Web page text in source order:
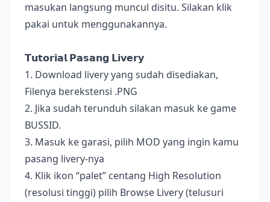
masukan langsung muncul disitu. Silakan klik
pakai untuk menggunakannya.
𝗧𝘂𝘁𝗼𝗿𝗶𝗮𝗹 𝗣𝗮𝘀𝗮𝗻𝗴 𝗟𝗶𝘃𝗲𝗿𝘆
1. Download livery yang sudah disediakan,
Filenya berekstensi .PNG
2. Jika sudah terunduh silakan masuk ke game
BUSSID.
3. Masuk ke garasi, pilih MOD yang ingin kamu
pasang livery-nya
4. Klik ikon “palet” centang High Resolution
(resolusi tinggi) pilih Browse Livery (telusuri